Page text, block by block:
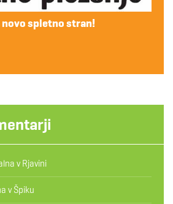
novo spletno stran!
v Rjavini
v Špiku